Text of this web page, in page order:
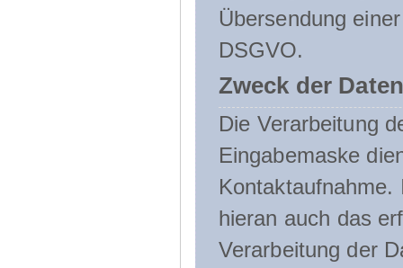
Übersendung
DSGVO.
Zweck der
Die Verarbeitung
Eingabemaske
hieran auch das
Verarbeitung der